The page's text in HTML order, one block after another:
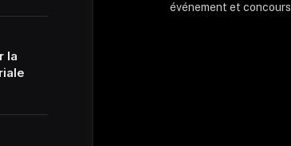
la
événement et concours